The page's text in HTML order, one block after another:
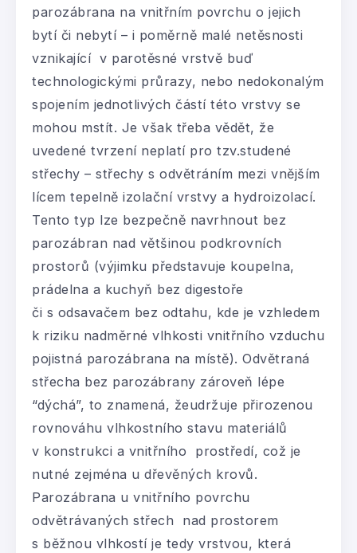
parozábrana na vnitřním povrchu o jejich
bytí či nebytí – i poměrně malé netěsnosti
vznikající v parotěsné vrstvě buď
technologickými průrazy, nebo nedokonalým
spojením jednotlivých částí této vrstvy se
mohou mstít. Je však třeba vědět, že
uvedené tvrzení neplatí pro tzv.studené
střechy – střechy s odvětráním mezi vnějším
lícem tepelně izolační vrstvy a hydroizolací.
Tento typ lze bezpečně navrhnout bez
parozábran nad většinou podkrovních
prostorů (výjimku představuje koupelna,
prádelna a kuchyň bez digestoře
či s odsavačem bez odtahu, kde je vzhledem
k riziku nadměrné vlhkosti vnitřního vzduchu
pojistná parozábrana na místě). Odvětraná
střecha bez parozábrany zároveň lépe
“dýchá”, to znamená, žeudržuje přirozenou
rovnováhu vlhkostního stavu materiálů
v konstrukci a vnitřního prostředí, což je
nutné zejména u dřevěných krovů.
Parozábrana u vnitřního povrchu
odvětrávaných střech nad prostorem
s běžnou vlhkostí je tedy vrstvou, která